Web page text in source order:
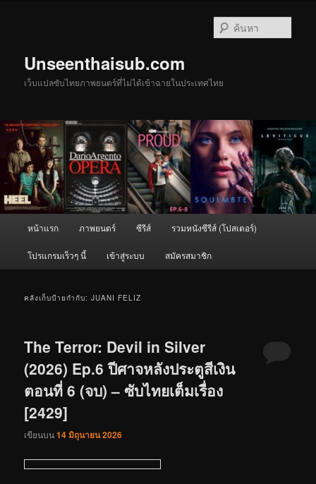
Unseenthaisub.com
เว็บแปลซับไทยภาพยนตร์ที่ไม่ได้เข้าฉายในประเทศไทย
หน้าแรก ภาพยนตร์ ซีรีส์ รวมหนังซีรีส์ (โปสเตอร์)
โปรแกรมเร็วๆ นี้ เข้าสู่ระบบ สมัครสมาชิก
คลังเก็บป้ายกำกับ:JUANI FELIZ
The Terror: Devil in Silver
(2026) Ep.6 ปีศาจหลังประตูสีเงิน
ตอนที่ 6 (จบ) – ซับไทยเต็มเรื่อง
[2429]
เขียนบน14 มิถุนายน 2026